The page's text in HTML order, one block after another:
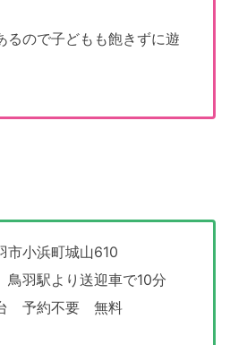
るので子どもも飽きずに遊
市小浜町城山610
鳥羽駅より送迎車で10分
予約不要 無料